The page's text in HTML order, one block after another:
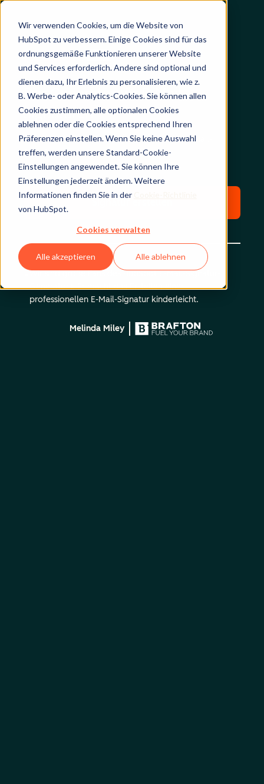
Wir verwenden Cookies, um die Website von
HubSpot zu verbessern. Einige Cookies sind für das
ordnungsgemäße Funktionieren unserer Website
und Services erforderlich. Andere sind optional und
dienen dazu, Ihr Erlebnis zu personalisieren, wie z.
B. Werbe- oder Analytics-Cookies. Sie können allen
Cookies zustimmen, alle optionalen Cookies
ablehnen oder die Cookies entsprechend Ihren
Präferenzen einstellen. Wenn Sie keine Auswahl
treffen, werden unsere Standard-Cookie-
Einstellungen angewendet. Sie können Ihre
Einstellungen jederzeit ändern. Weitere
Informationen finden Sie in der
von HubSpot.
Cookies verwalten
Alle akzeptieren Alle ablehnen
Der Generator für E-Mail-
Signaturen
Erstellen Sie im Handumdrehen eine neue E-Mail-
Signatur.
Wir sind große Fans des HubSpot E-Mail-Signatur-
Generators. Er macht das Erstellen einer
professionellen E-Mail-Signatur kinderleicht.
Melinda Miley